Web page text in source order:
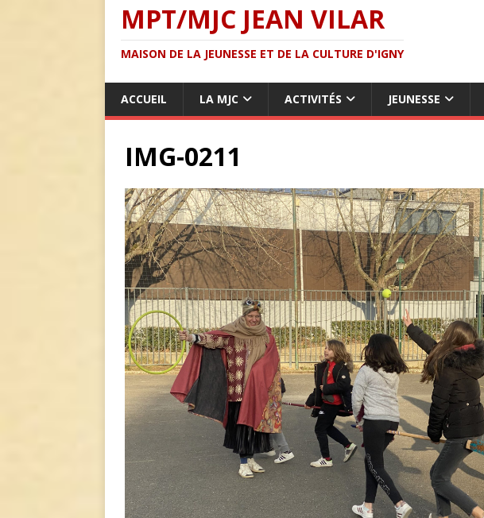
MPT/MJC JEAN VILAR
MAISON DE LA JEUNESSE ET DE LA CULTURE D'IGNY
ACCUEIL LA MJC ACTIVITÉS JEUNESSE
IMG-0211